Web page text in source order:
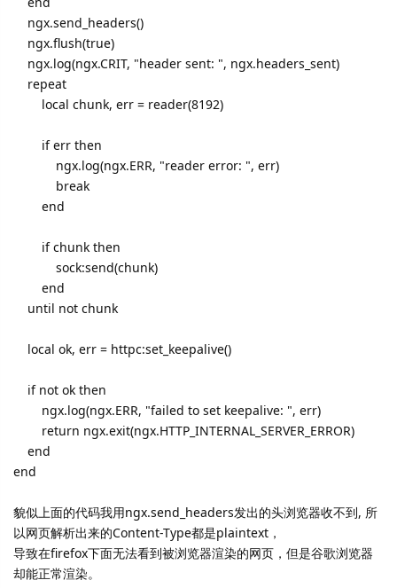
ngx.send_headers()
ngx.flush(true)
ngx.log(ngx.CRIT, "header sent: ", ngx.headers_sent)
repeat
local chunk, err = reader(8192)
if err then
ngx.log(ngx.ERR, "reader error: ", err)
break
end
if chunk then
sock:send(chunk)
end
until not chunk
local ok, err = httpc:set_keepalive()
if not ok then
ngx.log(ngx.ERR, "failed to set keepalive: ", err)
return ngx.exit(ngx.HTTP_INTERNAL_SERVER_ERROR)
end
end
貌似上面的代码我用ngx.send_headers发出的头浏览器收不到, 所
以网页解析出来的Content-Type都是plaintext，
导致在firefox下面无法看到被浏览器渲染的网页，但是谷歌浏览器
却能正常渲染。